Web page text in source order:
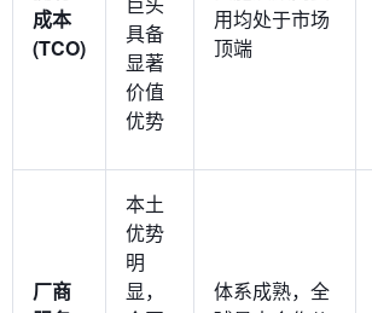
成本
(TCO)
具备
显著
价值
优势
用均处于市场
顶端
厂商
本土
优势
明
显，
体系成熟，全